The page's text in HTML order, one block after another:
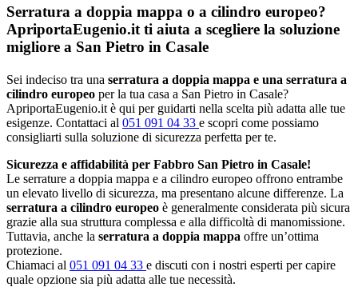
Serratura a doppia mappa o a cilindro europeo?
ApriportaEugenio.it ti aiuta a scegliere la soluzione
migliore a San Pietro in Casale
Sei indeciso tra una serratura a doppia mappa e una serratura a
cilindro europeo per la tua casa a San Pietro in Casale?
ApriportaEugenio.it è qui per guidarti nella scelta più adatta alle tue
esigenze. Contattaci al 051 091 04 33 e scopri come possiamo
consigliarti sulla soluzione di sicurezza perfetta per te.
Sicurezza e affidabilità per Fabbro San Pietro in Casale!
Le serrature a doppia mappa e a cilindro europeo offrono entrambe
un elevato livello di sicurezza, ma presentano alcune differenze. La
serratura a cilindro europeo è generalmente considerata più sicura
grazie alla sua struttura complessa e alla difficoltà di manomissione.
Tuttavia, anche la serratura a doppia mappa offre un’ottima
protezione.
Chiamaci al 051 091 04 33 e discuti con i nostri esperti per capire
quale opzione sia più adatta alle tue necessità.